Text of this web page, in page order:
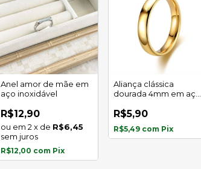
Anel amor de mãe em
aço inoxidável
R$12,90
2x de R$6,45
sem juros
R$12,00 com Pix
Aliança clássica
dourada 4mm em aço
R$5,90
R$5,49 com Pix